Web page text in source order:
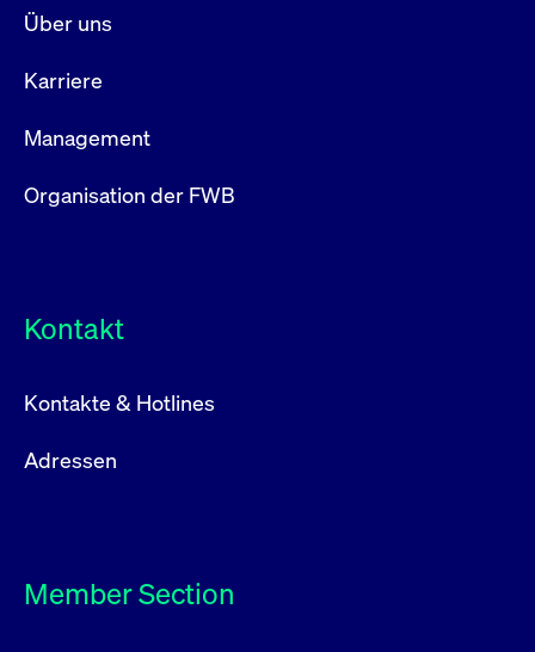
Über uns
Karriere
Management
Organisation der FWB
Kontakt
Kontakte & Hotlines
Adressen
Member Section